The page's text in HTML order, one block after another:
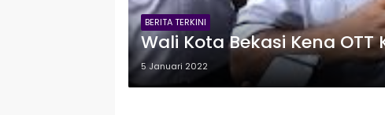
BERITA TERKINI
Wali Kota Bekasi Kena OTT
5 Januari 2022